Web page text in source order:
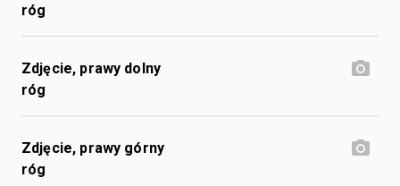
róg
Zdjęcie, prawy dolny
róg
Zdjęcie, prawy górny
róg